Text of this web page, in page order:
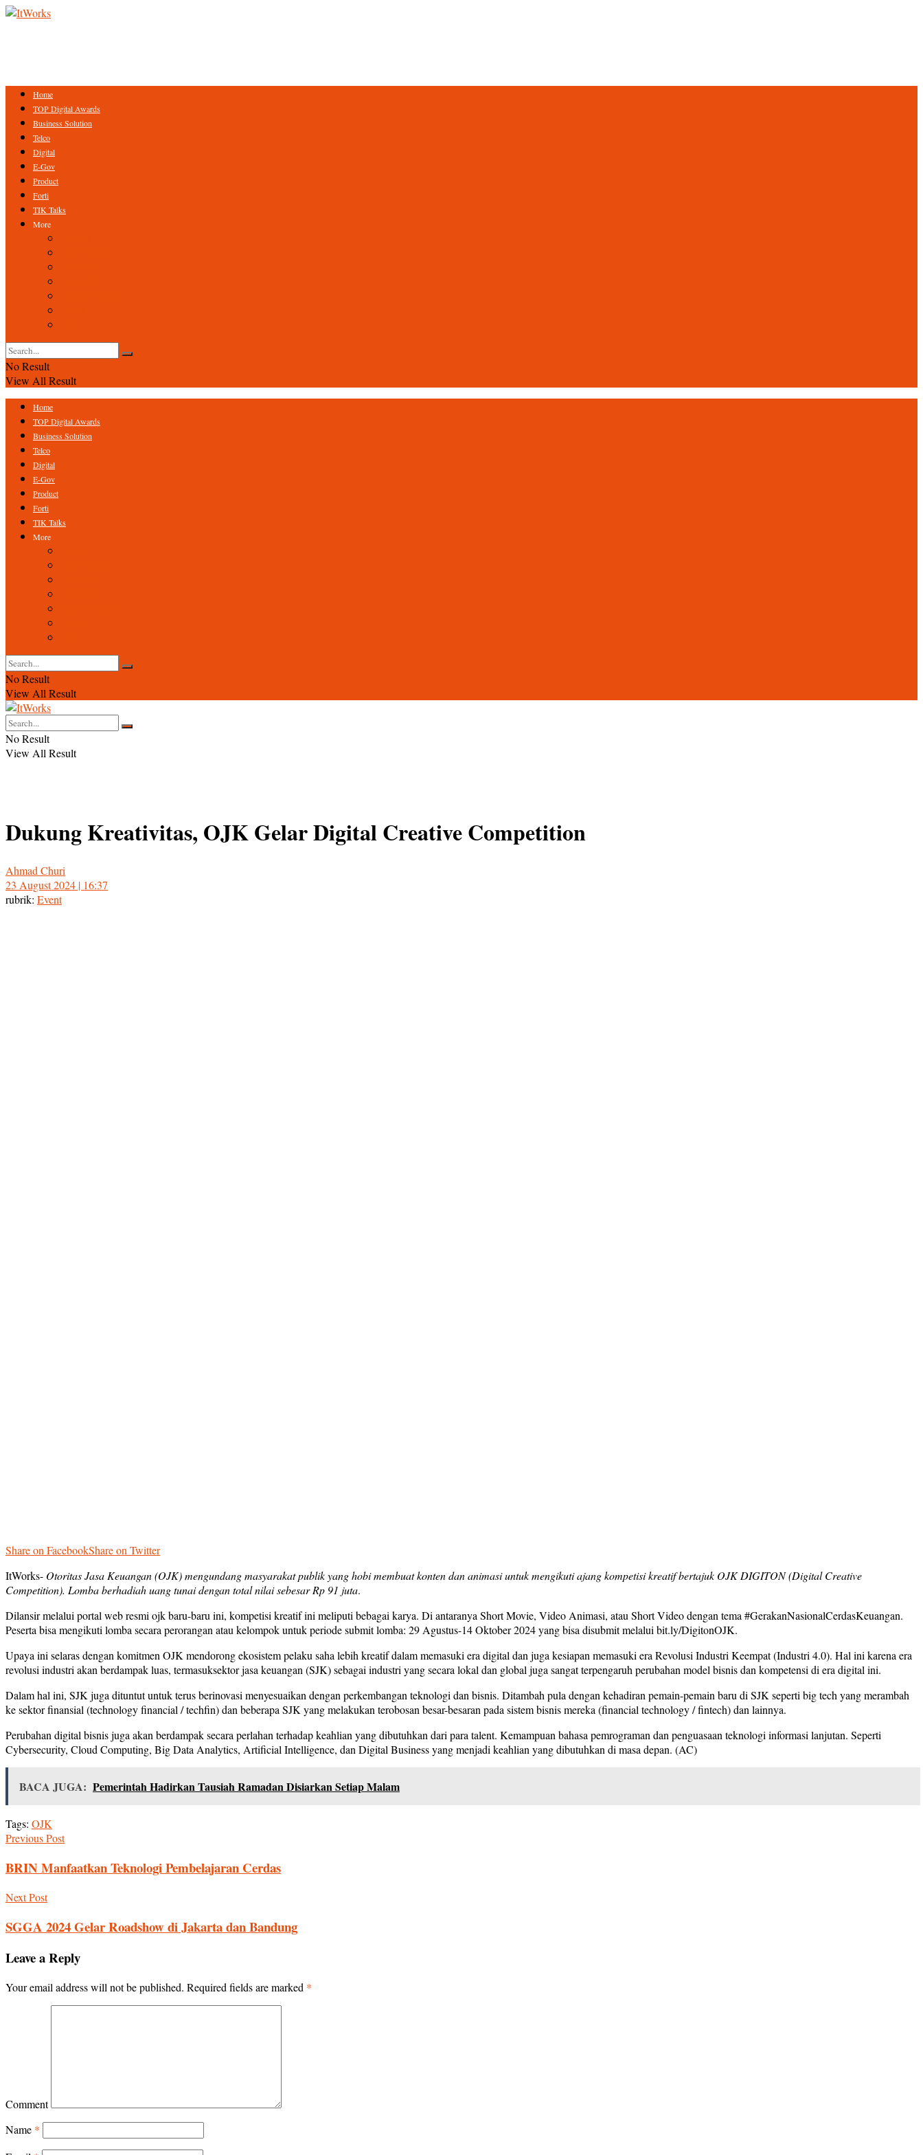
Home
TOP Digital Awards
Business Solution
Telco
Digital
E-Gov
Product
Forti
TIK Talks
More
No Result
View All Result
Home
TOP Digital Awards
Business Solution
Telco
Digital
E-Gov
Product
Forti
TIK Talks
More
No Result
View All Result
No Result
View All Result
Dukung Kreativitas, OJK Gelar Digital Creative Competition
Ahmad Churi
23 August 2024 | 16:37
rubrik: Event
Share on FacebookShare on Twitter
ItWorks- Otoritas Jasa Keuangan (OJK) mengundang masyarakat publik yang hobi membuat konten dan animasi untuk mengikuti ajang kompetisi kreatif bertajuk OJK DIGITON (Digital Creative
Competition). Lomba berhadiah uang tunai dengan total nilai sebesar Rp 91 juta.
Dilansir melalui portal web resmi ojk baru-baru ini, kompetisi kreatif ini meliputi bebagai karya. Di antaranya Short Movie, Video Animasi, atau Short Video dengan tema #GerakanNasionalCerdasKeuangan.
Peserta bisa mengikuti lomba secara perorangan atau kelompok untuk periode submit lomba: 29 Agustus-14 Oktober 2024 yang bisa disubmit melalui bit.ly/DigitonOJK.
Upaya ini selaras dengan komitmen OJK mendorong ekosistem pelaku saha lebih kreatif dalam memasuki era digital dan juga kesiapan memasuki era Revolusi Industri Keempat (Industri 4.0). Hal ini karena era
revolusi industri akan berdampak luas, termasuksektor jasa keuangan (SJK) sebagai industri yang secara lokal dan global juga sangat terpengaruh perubahan model bisnis dan kompetensi di era digital ini.
Dalam hal ini, SJK juga dituntut untuk terus berinovasi menyesuaikan dengan perkembangan teknologi dan bisnis. Ditambah pula dengan kehadiran pemain-pemain baru di SJK seperti big tech yang merambah
ke sektor finansial (technology financial / techfin) dan beberapa SJK yang melakukan terobosan besar-besaran pada sistem bisnis mereka (financial technology / fintech) dan lainnya.
Perubahan digital bisnis juga akan berdampak secara perlahan terhadap keahlian yang dibutuhkan dari para talent. Kemampuan bahasa pemrograman dan penguasaan teknologi informasi lanjutan. Seperti
Cybersecurity, Cloud Computing, Big Data Analytics, Artificial Intelligence, dan Digital Business yang menjadi keahlian yang dibutuhkan di masa depan. (AC)
BACA JUGA: Pemerintah Hadirkan Tausiah Ramadan Disiarkan Setiap Malam
Tags: OJK
Previous Post
BRIN Manfaatkan Teknologi Pembelajaran Cerdas
Next Post
SGGA 2024 Gelar Roadshow di Jakarta dan Bandung
Leave a Reply
Your email address will not be published. Required fields are marked *
Comment
Name *